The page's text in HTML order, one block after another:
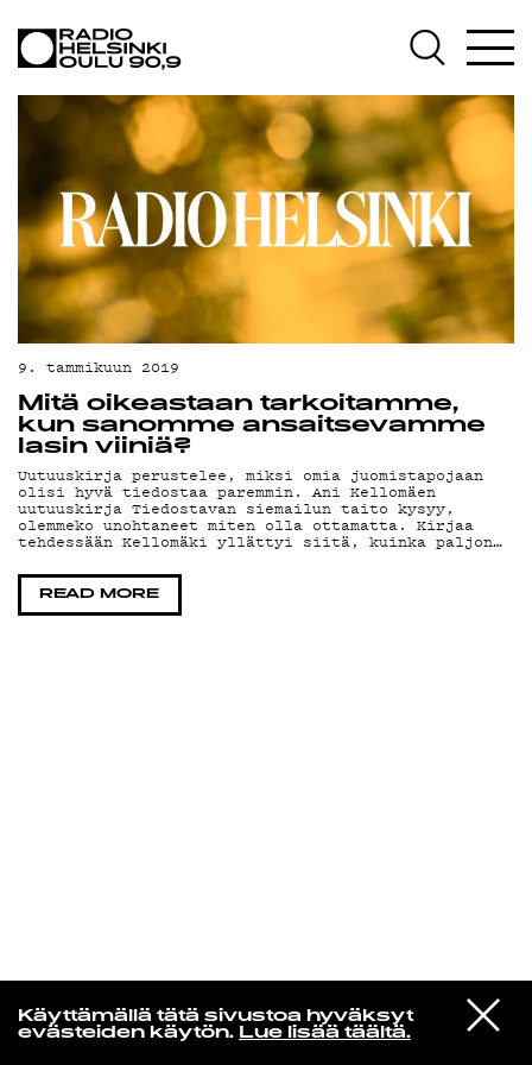
Käyttämällä tätä sivustoa hyväksyt
evästeiden käytön. Lue lisää täältä.
VIESTI
STUDIOON
Syntax
Help Me
AJANKOHTAISTA
OHJELMAT
TEKIJÄT
ON-DEMAND
PODCAST
MAINOSTA
YHTEYSTIEDOT
G LIVELAB
YSTÄVÄKLUBI
TIETOSUOJA
KIRJAUDU SISÄÄN
9. tammikuun 2019
Mitä oikeastaan tarkoitamme,
kun sanomme ansaitsevamme
lasin viiniä?
Uutuuskirja perustelee, miksi omia juomistapojaan
olisi hyvä tiedostaa paremmin. Ani Kellomäen
uutuuskirja Tiedostavan siemailun taito kysyy,
olemmeko unohtaneet miten olla ottamatta. Kirjaa
tehdessään Kellomäki yllättyi siitä, kuinka paljon…
READ MORE